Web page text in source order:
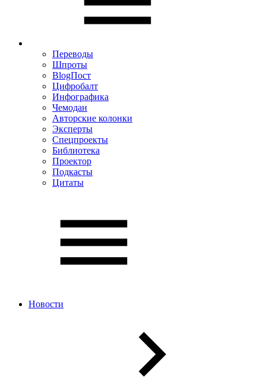
Переводы
Шпроты
BlogПост
Цифробалт
Инфографика
Чемодан
Авторские колонки
Эксперты
Спецпроекты
Библиотека
Проектор
Подкасты
Цитаты
Новости